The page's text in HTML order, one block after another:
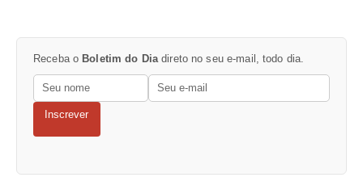
Receba o Boletim do Diadireto no seu e-mail, todo dia.
Inscrever